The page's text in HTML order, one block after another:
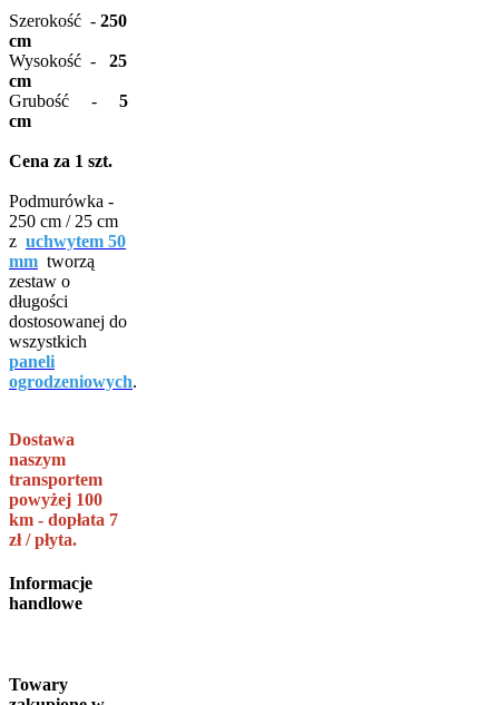
Szerokość - 250
cm
Wysokość - 25
cm
Grubość -
5
cm
Cena za 1 szt.
Podmurówka -
250 cm / 25 cm
z uchwytem 50
mm tworzą
zestaw o
długości
dostosowanej do
wszystkich
paneli
ogrodzeniowych.
Dostawa
naszym
transportem
powyżej 100
km - dopłata 7
zł / płyta.
Informacje
handlowe
Towary